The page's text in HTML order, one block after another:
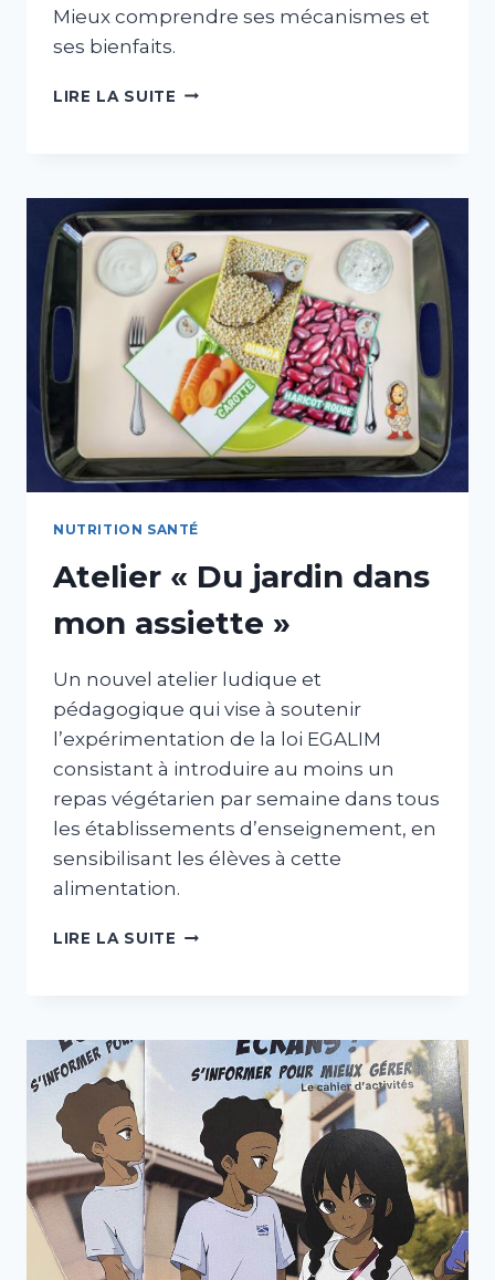
Mieux comprendre ses mécanismes et
ses bienfaits.
LIRE LA SUITE ATELIER
NUTRITION SANTÉ
Atelier « Du jardin dans
mon assiette »
Un nouvel atelier ludique et
pédagogique qui vise à soutenir
l’expérimentation de la loi EGALIM
consistant à introduire au moins un
repas végétarien par semaine dans tous
les établissements d’enseignement, en
sensibilisant les élèves à cette
alimentation.
LIRE LA SUITE ATELIER
ASSIETTE